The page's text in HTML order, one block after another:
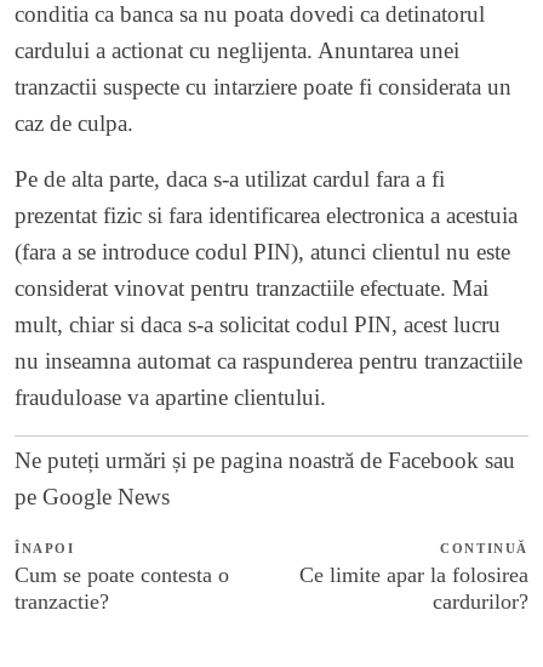
conditia ca banca sa nu poata dovedi ca detinatorul
cardului a actionat cu neglijenta. Anuntarea unei
tranzactii suspecte cu intarziere poate fi considerata un
caz de culpa.
Pe de alta parte, daca s-a utilizat cardul fara a fi
prezentat fizic si fara identificarea electronica a acestuia
(fara a se introduce codul PIN), atunci clientul nu este
considerat vinovat pentru tranzactiile efectuate. Mai
mult, chiar si daca s-a solicitat codul PIN, acest lucru
nu inseamna automat ca raspunderea pentru tranzactiile
frauduloase va apartine clientului.
Ne puteți urmări și pe pagina noastră de Facebook sau
pe Google News
ÎNAPOI
Cum se poate contesta o
tranzactie?
CONTINUĂ
Ce limite apar la folosirea
cardurilor?